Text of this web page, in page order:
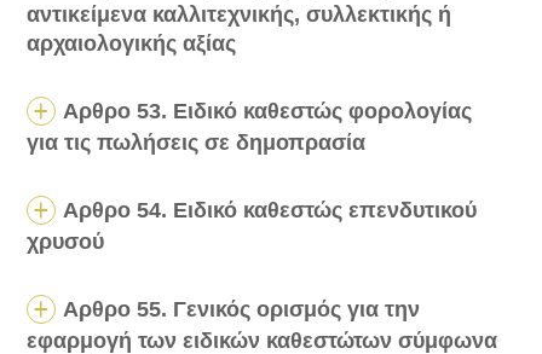
αντικείμενα καλλιτεχνικής, συλλεκτικής ή
αρχαιολογικής αξίας
Αρθρο 53. Ειδικό καθεστώς φορολογίας
για τις πωλήσεις σε δημοπρασία
Αρθρο 54. Ειδικό καθεστώς επενδυτικού
χρυσού
Αρθρο 55. Γενικός ορισμός για την
εφαρμογή των ειδικών καθεστώτων σύμφωνα